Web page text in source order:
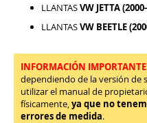
LLANTASVW JETTA
LLANTASVW BEETLE
INFORMACIÓN
dependiendo de la versión de
utilizar el manual de
físicamente,ya que no
errores de medida.